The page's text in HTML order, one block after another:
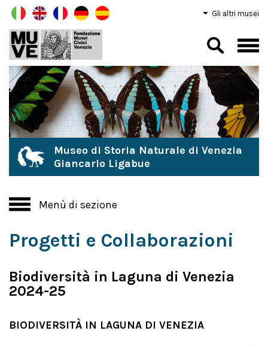
Gli altri musei
Museo di Storia Naturale di Venezia
Giancarlo Ligabue
Menù di sezione
Progetti e Collaborazioni
Biodiversità in Laguna di Venezia
2024-25
BIODIVERSITÀ IN LAGUNA DI VENEZIA